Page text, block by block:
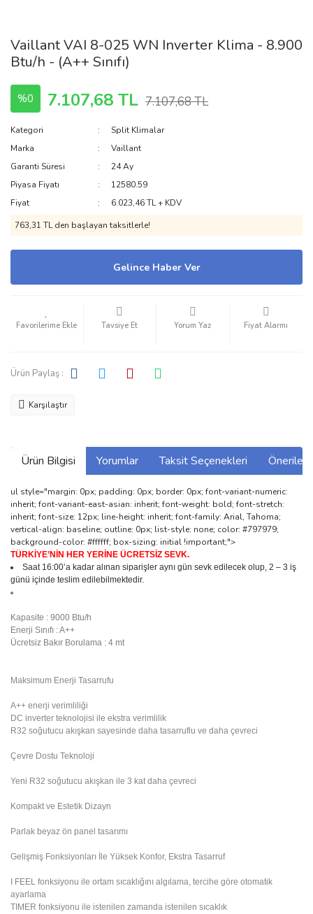
Vaillant VAI 8-025 WN Inverter Klima - 8.900
Btu/h - (A++ Sınıfı)
%0 7.107,68 TL 7.107,68 TL
Kategori
Split Klimalar
Marka
Vaillant
Garanti Süresi
24 Ay
Piyasa Fiyatı
12580.59
Fiyat
6.023,46 TL + KDV
763,31 TL den başlayan taksitlerle!
Gelince Haber Ver
Tavsiye Et Yorum Yaz Fiyat Alarmı
Ürün Paylaş :
Karşılaştır
Ürün Bilgisi Yorumlar Taksit Seçenekleri
ul style="margin: 0px; padding: 0px; border: 0px; font-variant-numeric:
inherit; font-variant-east-asian: inherit; font-weight: bold; font-stretch:
inherit; font-size: 12px; line-height: inherit; font-family: Arial, Tahoma;
vertical-align: baseline; outline: 0px; list-style: none; color: #797979;
background-color: #ffffff; box-sizing: initial !important;">
TÜRKİYE’NİN HER YERİNE ÜCRETSİZ SEVK.
Saat 16:00’a kadar alınan siparişler aynı gün sevk edilecek olup, 2 – 3 iş
günü içinde teslim edilebilmektedir.
Kapasite : 9000 Btu/h
Enerji Sınıfı : A++
Ücretsiz Bakır Borulama : 4 mt
Maksimum Enerji Tasarrufu
A++ enerji verimliliği
DC inverter teknolojisi ile ekstra verimlilik
R32 soğutucu akışkan sayesinde daha tasarruflu ve daha çevreci
Çevre Dostu Teknoloji
Yeni R32 soğutucu akışkan ile 3 kat daha çevreci
Kompakt ve Estetik Dizayn
Parlak beyaz ön panel tasarımı
Gelişmiş Fonksiyonları İle Yüksek Konfor, Ekstra Tasarruf
I FEEL fonksiyonu ile ortam sıcaklığını algılama, tercihe göre otomatik
ayarlama
TIMER fonksiyonu ile istenilen zamanda istenilen sıcaklık